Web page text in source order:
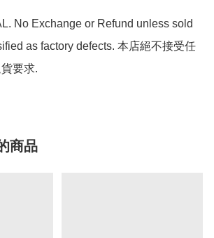
No Exchange or Refund unless sold
as factory defects. 本店絕不接受任
要求.
商品